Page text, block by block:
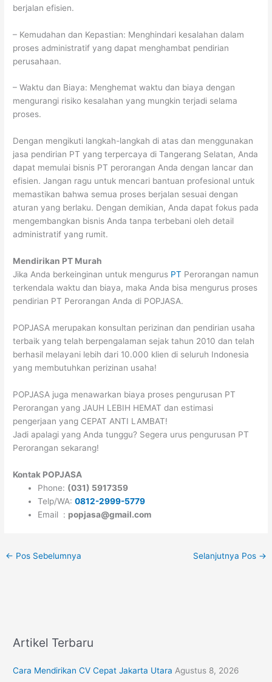
berjalan efisien.
– Kemudahan dan Kepastian: Menghindari kesalahan dalam
proses administratif yang dapat menghambat pendirian
perusahaan.
– Waktu dan Biaya: Menghemat waktu dan biaya dengan
mengurangi risiko kesalahan yang mungkin terjadi selama
proses.
Dengan mengikuti langkah-langkah di atas dan menggunakan
jasa pendirian PT yang terpercaya di Tangerang Selatan, Anda
dapat memulai bisnis PT perorangan Anda dengan lancar dan
efisien. Jangan ragu untuk mencari bantuan profesional untuk
memastikan bahwa semua proses berjalan sesuai dengan
aturan yang berlaku. Dengan demikian, Anda dapat fokus pada
mengembangkan bisnis Anda tanpa terbebani oleh detail
administratif yang rumit.
Mendirikan PT Murah
Jika Anda berkeinginan untuk mengurus PT Perorangan namun
terkendala waktu dan biaya, maka Anda bisa mengurus proses
pendirian PT Perorangan Anda di POPJASA.
POPJASA merupakan konsultan perizinan dan pendirian usaha
terbaik yang telah berpengalaman sejak tahun 2010 dan telah
berhasil melayani lebih dari 10.000 klien di seluruh Indonesia
yang membutuhkan perizinan usaha!
POPJASA juga menawarkan biaya proses pengurusan PT
Perorangan yang JAUH LEBIH HEMAT dan estimasi
pengerjaan yang CEPAT ANTI LAMBAT!
Jadi apalagi yang Anda tunggu? Segera urus pengurusan PT
Perorangan sekarang!
Kontak POPJASA
Phone: (031) 5917359
Telp/WA: 0812-2999-5779
Email : popjasa@gmail.com
← Pos Sebelumnya Selanjutnya Pos →
Artikel Terbaru
Cara Mendirikan CV Cepat Jakarta Utara Agustus 8, 2026